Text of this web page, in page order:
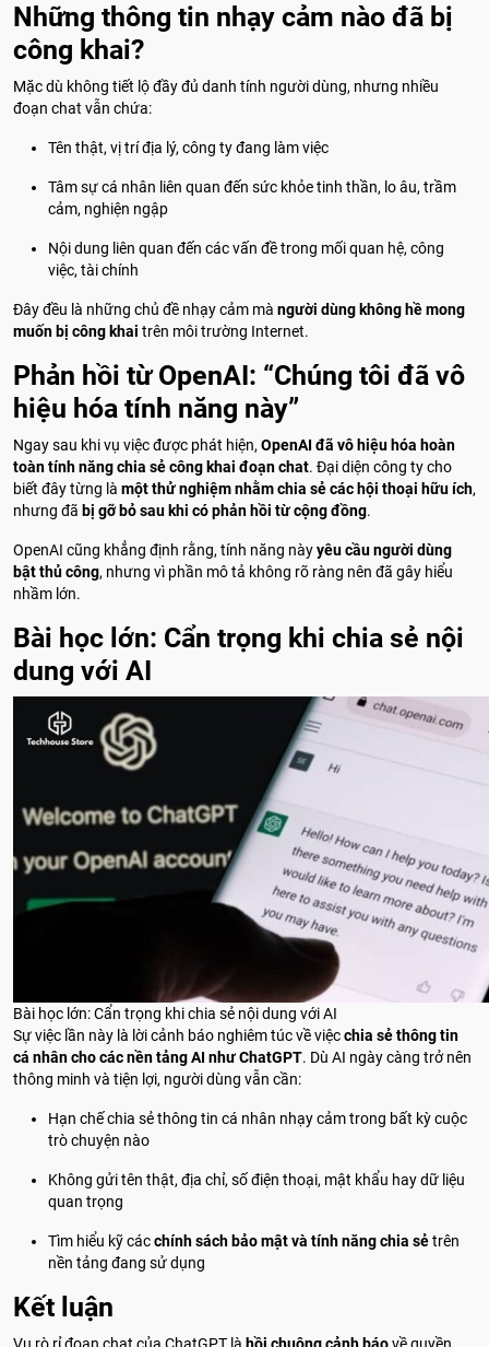
Những thông tin nhạy cảm nào đã bị
công khai?
Mặc dù không tiết lộ đầy đủ danh tính người dùng, nhưng nhiều
đoạn chat vẫn chứa:
Tên thật, vị trí địa lý, công ty đang làm việc
Tâm sự cá nhân liên quan đến sức khỏe tinh thần, lo âu, trầm
cảm, nghiện ngập
Nội dung liên quan đến các vấn đề trong mối quan hệ, công
việc, tài chính
Đây đều là những chủ đề nhạy cảm mà người dùng không hề mong
muốn bị công khai trên môi trường Internet.
Phản hồi từ OpenAI: “Chúng tôi đã vô
hiệu hóa tính năng này”
Ngay sau khi vụ việc được phát hiện,OpenAI đã vô hiệu hóa hoàn
toàn tính năng chia sẻ công khai đoạn chat. Đại diện công ty cho
biết đây từng là một thử nghiệm nhằm chia sẻ các hội thoại hữu ích,
nhưng đã bị gỡ bỏ sau khi có phản hồi từ cộng đồng.
OpenAI cũng khẳng định rằng, tính năng nàyyêu cầu người dùng
bật thủ công, nhưng vì phần mô tả không rõ ràng nên đã gây hiểu
nhầm lớn.
Bài học lớn: Cẩn trọng khi chia sẻ nội
dung với AI
Bài học lớn: Cẩn trọng khi chia sẻ nội dung với AI
Sự việc lần này là lời cảnh báo nghiêm túc về việcchia sẻ thông tin
cá nhân cho các nền tảng AI như ChatGPT. Dù AI ngày càng trở nên
thông minh và tiện lợi, người dùng vẫn cần:
Hạn chế chia sẻ thông tin cá nhân nhạy cảm trong bất kỳ cuộc
trò chuyện nào
Không gửi tên thật, địa chỉ, số điện thoại, mật khẩu hay dữ liệu
quan trọng
Tìm hiểu kỹ cácchính sách bảo mật và tính năng chia sẻtrên
nền tảng đang sử dụng
Kết luận